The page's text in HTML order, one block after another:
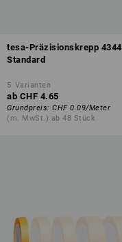
tesa-Präzisionskrepp 4344
Standard
5 Varianten
ab CHF 4.65
Grundpreis: CHF 0.09/Meter
(m. MwSt.) ab 48 Stück